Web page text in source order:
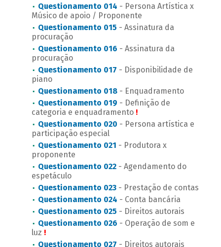
Questionamento 014 - Persona Artística x
Músico de apoio / Proponente
Questionamento 015 - Assinatura da
procuração
Questionamento 016 - Assinatura da
procuração
Questionamento 017 - Disponibilidade de
piano
Questionamento 018 - Enquadramento
Questionamento 019 - Definição de
categoria e enquadramento !
Questionamento 020 - Persona artística e
participação especial
Questionamento 021 - Produtora x
proponente
Questionamento 022 - Agendamento do
espetáculo
Questionamento 023 - Prestação de contas
Questionamento 024 - Conta bancária
Questionamento 025 - Direitos autorais
Questionamento 026 - Operação de som e
luz !
Questionamento 027 - Direitos autorais